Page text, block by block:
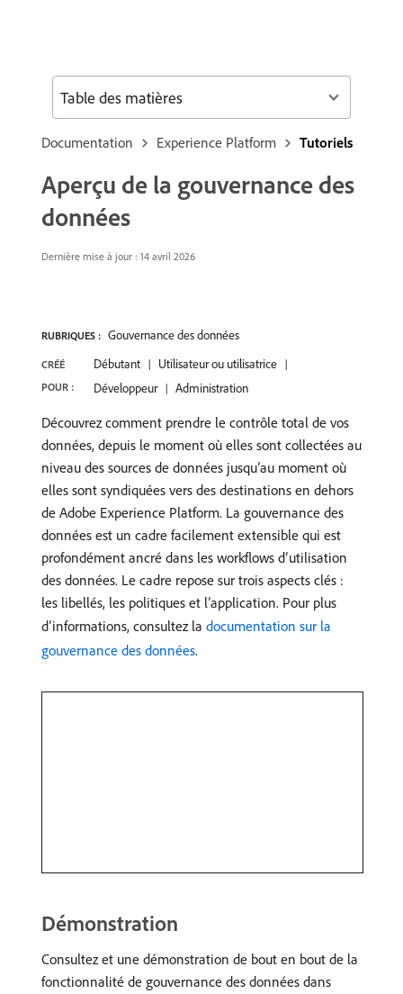
Documentation Experience Platform Tutoriels
Aperçu de la gouvernance des
données
Dernière mise à jour : 14 avril 2026
RUBRIQUES : Gouvernance des données
CRÉÉ
POUR :
Débutant
Utilisateur ou utilisatrice
Développeur
Administration
Découvrez comment prendre le contrôle total de vos
données, depuis le moment où elles sont collectées au
niveau des sources de données jusqu’au moment où
elles sont syndiquées vers des destinations en dehors
de Adobe Experience Platform. La gouvernance des
données est un cadre facilement extensible qui est
profondément ancré dans les workflows d’utilisation
des données. Le cadre repose sur trois aspects clés :
les libellés, les politiques et l’application. Pour plus
d’informations, consultez la documentation sur la
gouvernance des données.
Démonstration
Consultez et une démonstration de bout en bout de la
fonctionnalité de gouvernance des données dans
Table des matières